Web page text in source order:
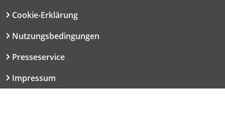
Cookie-Erklärung
Nutzungsbedingungen
Presseservice
Impressum